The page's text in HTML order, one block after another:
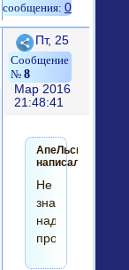
0
Поделиться
8
Пт, 25
Мар 2016
21:48:41
АпеЛьсинка
написал(а):
Не
знаю,
надо
пробовать.